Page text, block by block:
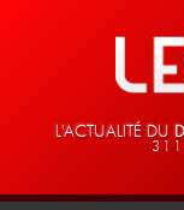
L'ACTUALITÉ DU